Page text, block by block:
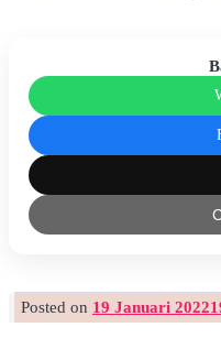
Posted on 19 Januari 2022